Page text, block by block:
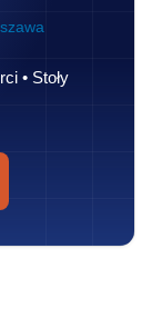
• Stoły